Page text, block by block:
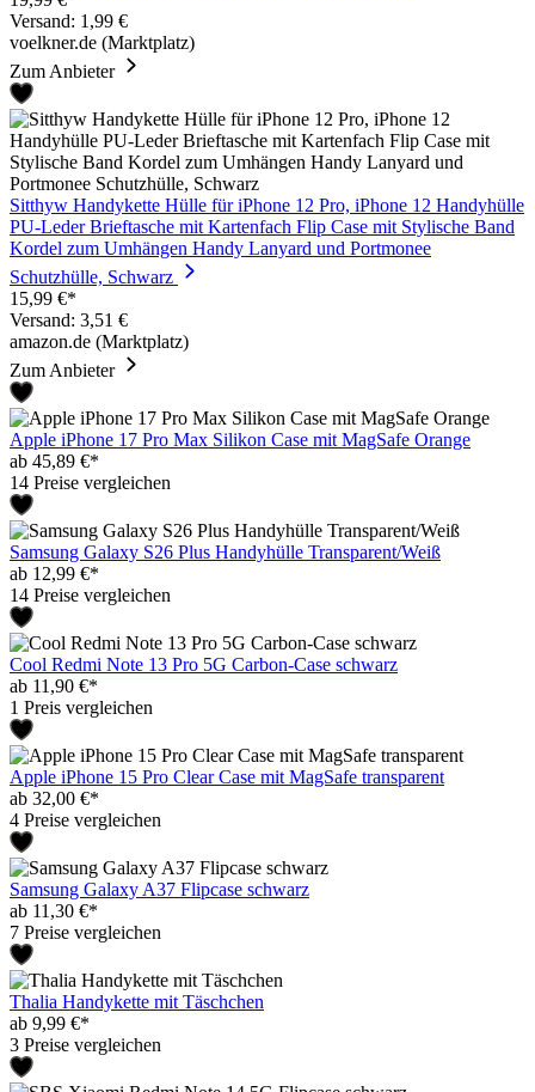
Versand: 1,99 €
voelkner.de (Marktplatz)
Zum Anbieter
Sitthyw Handykette Hülle für iPhone 12 Pro, iPhone 12 Handyhülle
PU-Leder Brieftasche mit Kartenfach Flip Case mit Stylische Band
Kordel zum Umhängen Handy Lanyard und Portmonee
Schutzhülle, Schwarz
15,99 €*
Versand: 3,51 €
amazon.de (Marktplatz)
Zum Anbieter
Apple iPhone 17 Pro Max Silikon Case mit MagSafe Orange
ab 45,89 €*
14 Preise vergleichen
Samsung Galaxy S26 Plus Handyhülle Transparent/Weiß
ab 12,99 €*
14 Preise vergleichen
Cool Redmi Note 13 Pro 5G Carbon-Case schwarz
ab 11,90 €*
1 Preis vergleichen
Apple iPhone 15 Pro Clear Case mit MagSafe transparent
ab 32,00 €*
4 Preise vergleichen
Samsung Galaxy A37 Flipcase schwarz
ab 11,30 €*
7 Preise vergleichen
Thalia Handykette mit Täschchen
ab 9,99 €*
3 Preise vergleichen